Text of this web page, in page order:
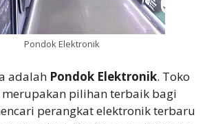
Pondok Elektronik
adalah Pondok Elektronik. Toko
pilihan terbaik bagi
perangkat elektronik terbaru